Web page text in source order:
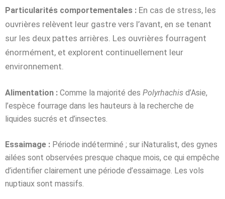
Particularités comportementales : En cas de stress, les
ouvrières relèvent leur gastre vers l’avant, en se tenant
sur les deux pattes arrières. Les ouvrières fourragent
énormément, et explorent continuellement leur
environnement.
Alimentation : Comme la majorité des Polyrhachis d’Asie,
l’espèce fourrage dans les hauteurs à la recherche de
liquides sucrés et d’insectes.
Essaimage : Période indéterminé ; sur iNaturalist, des gynes
ailées sont observées presque chaque mois, ce qui empêche
d’identifier clairement une période d’essaimage. Les vols
nuptiaux sont massifs.